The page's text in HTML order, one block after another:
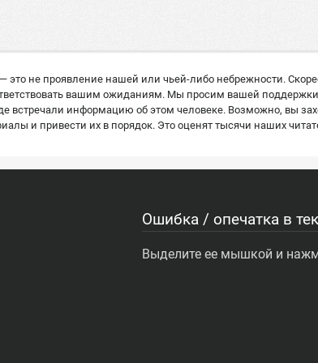
не проявление нашей или чьей-либо небрежности.
вашим ожиданиям. Мы просим вашей
встречали информацию об этом человеке. Возможно, вы
и привести их в порядок. Это оценят тысячи наших
Ошибка / опечатка в
Выделите ее мышкой и